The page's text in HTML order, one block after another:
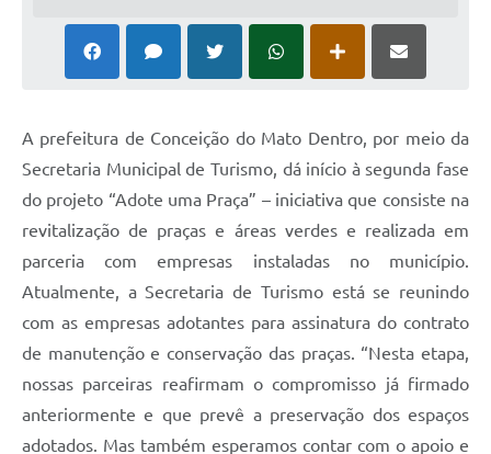
Contato
Notificações de Penalidades – Decisões
Notificações Ambientais
Notificações Obras e Posturas
Meio Ambiente-CODEMA
Galeria de Fotos
Contratos
A prefeitura de Conceição do Mato Dentro, por meio da
Secretaria Municipal de Turismo, dá início à segunda fase
do projeto “Adote uma Praça” – iniciativa que consiste na
revitalização de praças e áreas verdes e realizada em
parceria com empresas instaladas no município.
Atualmente, a Secretaria de Turismo está se reunindo
com as empresas adotantes para assinatura do contrato
de manutenção e conservação das praças. “Nesta etapa,
nossas parceiras reafirmam o compromisso já firmado
anteriormente e que prevê a preservação dos espaços
adotados. Mas também esperamos contar com o apoio e